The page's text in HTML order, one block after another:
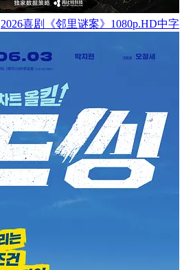
2026喜剧《邻里谜案》1080p.HD中字